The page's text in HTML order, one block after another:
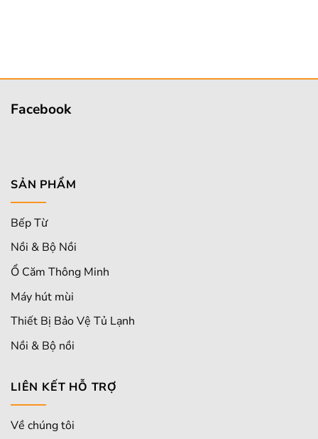
Facebook
SẢN PHẨM
Bếp Từ
Nồi & Bộ Nồi
Ổ Căm Thông Minh
Máy hút mùi
Thiết Bị Bảo Vệ Tủ Lạnh
Nồi & Bộ nồi
LIÊN KẾT HỖ TRỢ
Về chúng tôi